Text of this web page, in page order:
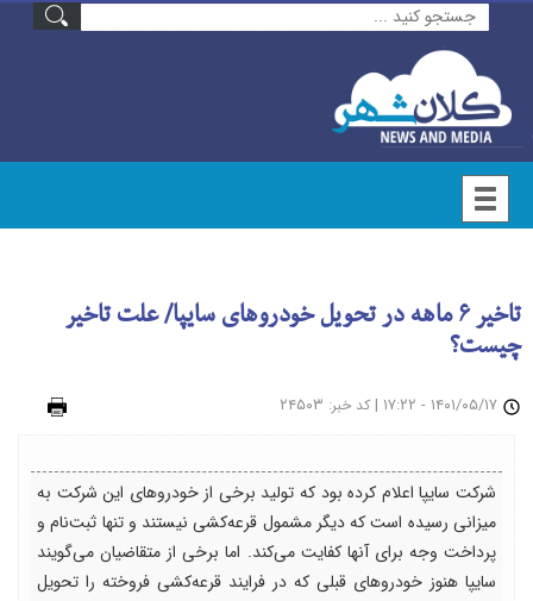
تاخیر ۶ ماهه در تحویل خودروهای سایپا/ علت تاخیر
چیست؟
| کد خبر: ۲۴۵۰۳
شرکت سایپا اعلام کرده بود که تولید برخی از خودروهای این شرکت به
میزانی رسیده است که دیگر مشمول قرعه‌کشی نیستند و تنها ثبت‌نام و
پرداخت وجه برای آنها کفایت می‌کند. اما برخی از متقاضیان می‌گویند
سایپا هنوز خودروهای قبلی که در فرایند قرعه‌کشی فروخته را تحویل